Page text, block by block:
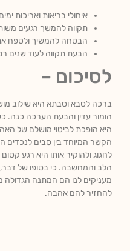
איחולי בריאות ואריכות
תקווה להמשך רגעים
הבטחה להמשיך ולטפח
הבעת תקווה לעוד שנים
לסיכום –
ברכה לסבא וסבתא היא שילוב
הומור עדין והבעת הערכה כנה.
היא הופכת לביטוי מושלם של
הקשר המיוחד בין סבים לנכדים
לחגוג ולהוקיר אותו היא רגע
הלב והמחשבה. כי בסופו של
מעניקים לנו הם המתנה הגדולה
להחזיר להם אהבה.